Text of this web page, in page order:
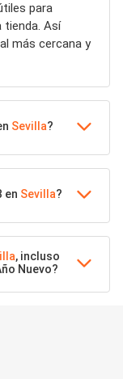
para
tienda. Así
más cercana y
Sevilla?
en Sevilla?
, incluso
Nuevo?